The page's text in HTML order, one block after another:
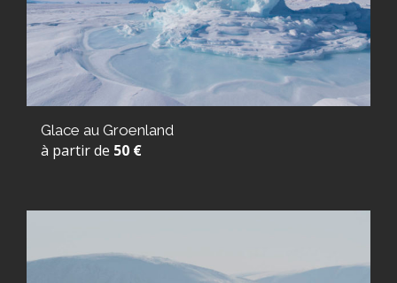
Glace au Groenland
à partir de 50 €